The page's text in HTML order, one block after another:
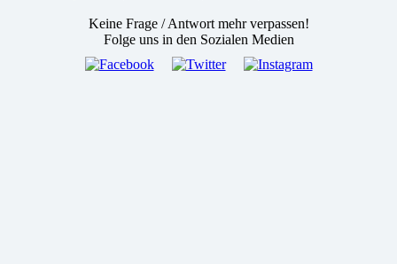
Keine Frage / Antwort mehr verpassen!
Folge uns in den Sozialen Medien